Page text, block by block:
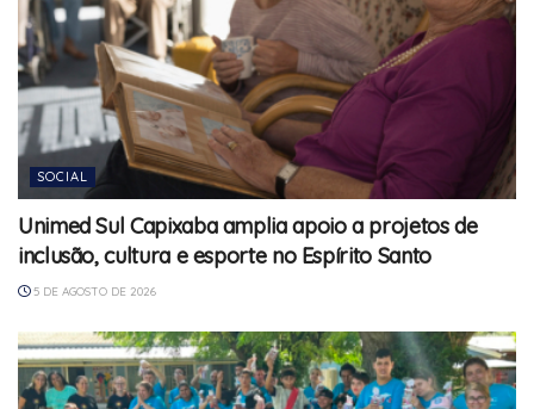
SOCIAL
Unimed Sul Capixaba amplia apoio a projetos de
inclusão, cultura e esporte no Espírito Santo
5 DE AGOSTO DE 2026